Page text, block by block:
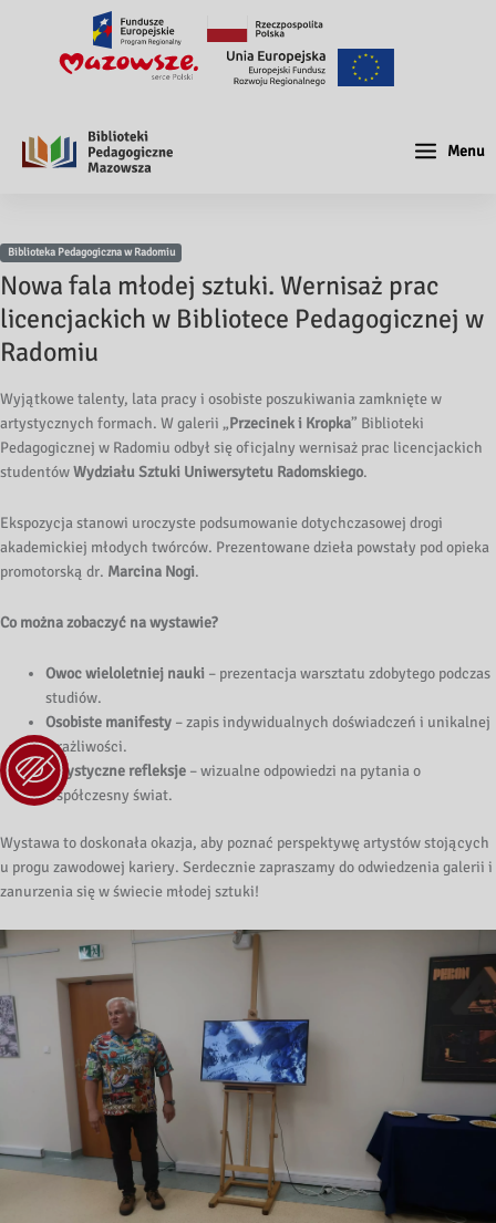
Menu
Biblioteka Pedagogiczna w Radomiu
Nowa fala młodej sztuki. Wernisaż prac
licencjackich w Bibliotece Pedagogicznej w
Radomiu
Wyjątkowe talenty, lata pracy i osobiste poszukiwania zamknięte w
artystycznych formach. W galerii „Przecinek i Kropka” Biblioteki
Pedagogicznej w Radomiu odbył się oficjalny wernisaż prac licencjackich
studentówWydziału Sztuki Uniwersytetu Radomskiego.
Ekspozycja stanowi uroczyste podsumowanie dotychczasowej drogi
akademickiej młodych twórców. Prezentowane dzieła powstały pod opieka
promotorską dr. Marcina Nogi.
Co można zobaczyć na wystawie?
Owoc wieloletniej nauki – prezentacja warsztatu zdobytego podczas
studiów.
Osobiste manifesty – zapis indywidualnych doświadczeń i unikalnej
wrażliwości.
Artystyczne refleksje – wizualne odpowiedzi na pytania o
współczesny świat.
Wystawa to doskonała okazja, aby poznać perspektywę artystów stojących
u progu zawodowej kariery. Serdecznie zapraszamy do odwiedzenia galerii i
zanurzenia się w świecie młodej sztuki!